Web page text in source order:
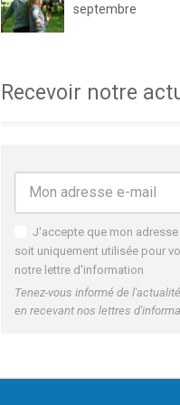
septembre
Recevoir notre
J'accepte que mon
soit uniquement utilisée pour
notre lettre d'information
Tenez-vous informé de
en recevant nos lettres